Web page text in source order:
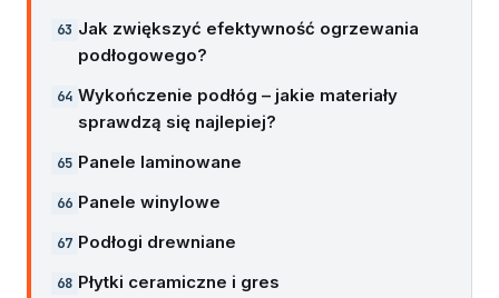
Jak zwiększyć efektywność ogrzewania
podłogowego?
Wykończenie podłóg – jakie materiały
sprawdzą się najlepiej?
Panele laminowane
Panele winylowe
Podłogi drewniane
Płytki ceramiczne i gres